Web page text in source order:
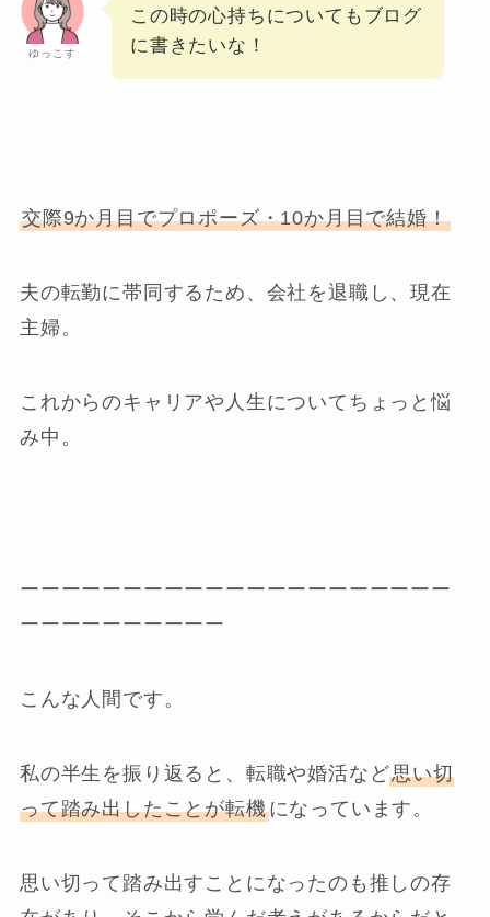
ゆっこす
この時の心持ちについてもブログ
に書きたいな！
交際9か月目でプロポーズ・10か月目で結婚！
夫の転勤に帯同するため、会社を退職し、現在
主婦。
これからのキャリアや人生についてちょっと悩
み中。
ーーーーーーーーーーーーーーーーーーーーー
ーーーーーーーーーー
こんな人間です。
私の半生を振り返ると、転職や婚活など思い切
って踏み出したことが転機になっています。
思い切って踏み出すことになったのも推しの存